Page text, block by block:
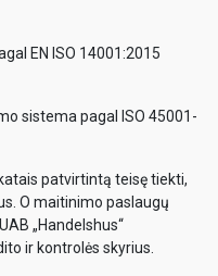
EN ISO 14001:2015
sistema pagal ISO 45001-
patvirtintą teisę tiekti,
O maitinimo paslaugų
„Handelshus“
ir kontrolės skyrius.